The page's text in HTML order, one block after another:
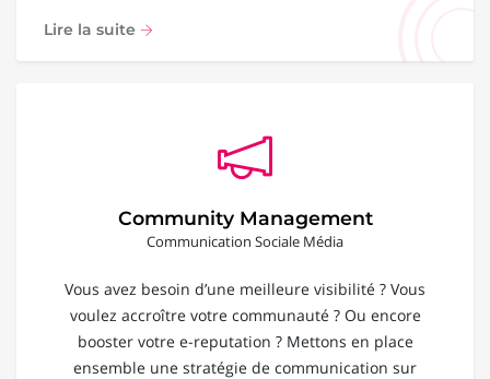
Lire la suite
Community Management
Communication Sociale Média
Vous avez besoin d’une meilleure visibilité ? Vous
voulez accroître votre communauté ? Ou encore
booster votre e-reputation ? Mettons en place
ensemble une stratégie de communication sur